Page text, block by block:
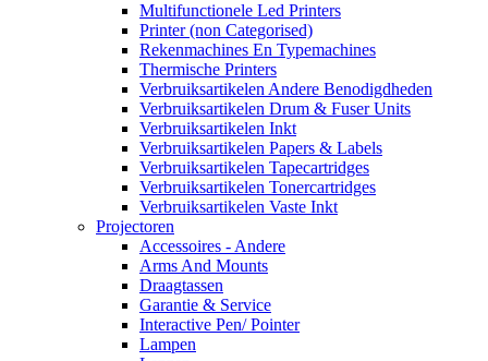
Multifunctionele Led Printers
Printer (non Categorised)
Rekenmachines En Typemachines
Thermische Printers
Verbruiksartikelen Andere Benodigdheden
Verbruiksartikelen Drum & Fuser Units
Verbruiksartikelen Inkt
Verbruiksartikelen Papers & Labels
Verbruiksartikelen Tapecartridges
Verbruiksartikelen Tonercartridges
Verbruiksartikelen Vaste Inkt
Projectoren
Accessoires - Andere
Arms And Mounts
Draagtassen
Garantie & Service
Interactive Pen/ Pointer
Lampen